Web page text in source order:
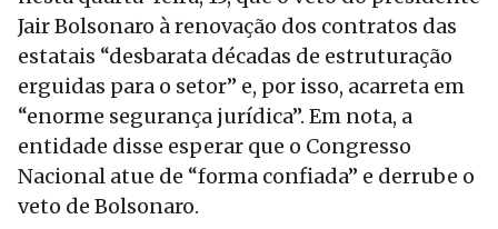
Jair Bolsonaro à renovação dos contratos das
estatais “desbarata décadas de estruturação
erguidas para o setor” e, por isso, acarreta em
“enorme segurança jurídica”. Em nota, a
entidade disse esperar que o Congresso
Nacional atue de “forma confiada” e derrube o
veto de Bolsonaro.